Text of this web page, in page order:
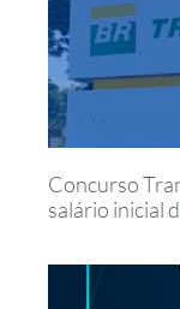
Concurso
salário inicial